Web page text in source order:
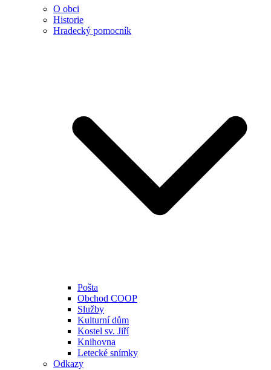
O obci
Historie
Hradecký pomocník
Pošta
Obchod COOP
Služby
Kulturní dům
Kostel sv. Jiří
Knihovna
Letecké snímky
Odkazy